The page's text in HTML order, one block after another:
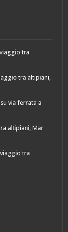
tra
tra altipiani,
via ferrata a
altipiani, Mar
tra